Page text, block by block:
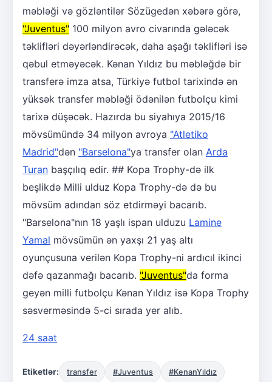
məbləği və gözləntilər Sözügedən xəbərə görə,
"Juventus" 100 milyon avro civarında gələcək
təklifləri dəyərləndirəcək, daha aşağı təklifləri isə
qəbul etməyəcək. Kənan Yıldız bu məbləğdə bir
transferə imza atsa, Türkiyə futbol tarixində ən
yüksək transfer məbləği ödənilən futbolçu kimi
tarixə düşəcək. Hazırda bu siyahıya 2015/16
mövsümündə 34 milyon avroya "Atletiko
Madrid"dən "Barselona"ya transfer olan Arda
Turan başçılıq edir. ## Kopa Trophy-də ilk
beşlikdə Milli ulduz Kopa Trophy-də də bu
mövsüm adından söz etdirməyi bacarıb.
"Barselona"nın 18 yaşlı ispan ulduzu Lamine
Yamal mövsümün ən yaxşı 21 yaş altı
oyunçusuna verilən Kopa Trophy-ni ardıcıl ikinci
dəfə qazanmağı bacarıb. "Juventus"da forma
geyən milli futbolçu Kənan Yıldız isə Kopa Trophy
səsverməsində 5-ci sırada yer alıb.
24 saat
Etiketlər: transfer #Juventus #KenanYıldız